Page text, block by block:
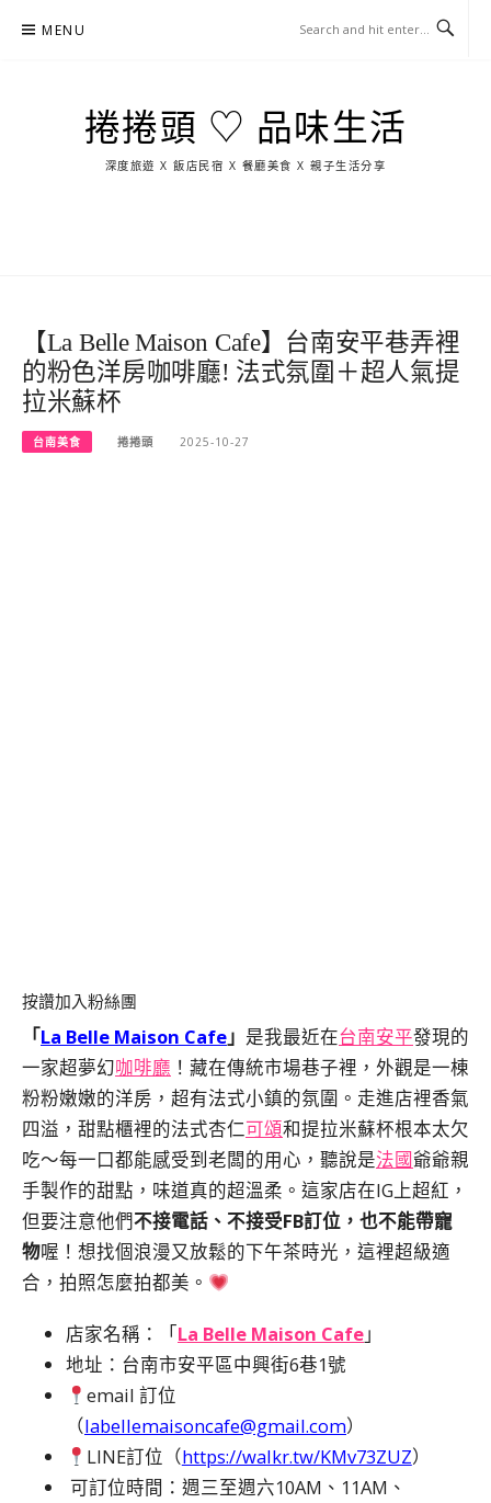
MENU
捲捲頭 ♡ 品味生活
深度旅遊 X 飯店民宿 X 餐廳美食 X 親子生活分享
【La Belle Maison Cafe】台南安平巷弄裡
的粉色洋房咖啡廳! 法式氛圍＋超人氣提
拉米蘇杯
台南美食 捲捲頭 2025-10-27
按讚加入粉絲團
「La Belle Maison Cafe」 是我最近在台南安平發現的
一家超夢幻咖啡廳 ！藏在傳統市場巷子裡，外觀是一棟
粉粉嫩嫩的洋房，超有法式小鎮的氛圍。走進店裡香氣
四溢，甜點櫃裡的法式杏仁可頌和提拉米蘇杯根本太欠
吃～每一口都能感受到老闆的用心，聽說是法國爺爺親
手製作的甜點，味道真的超溫柔。這家店在IG上超紅，
但要注意他們不接電話、不接受FB訂位，也不能帶寵
物喔！想找個浪漫又放鬆的下午茶時光，這裡超級適
合，拍照怎麼拍都美。
店家名稱：「La Belle Maison Cafe」
地址：台南市安平區中興街6巷1號
email 訂位
（labellemaisoncafe@gmail.com）
LINE訂位（https://walkr.tw/KMv73ZUZ）
可訂位時間：週三至週六10AM、11AM、